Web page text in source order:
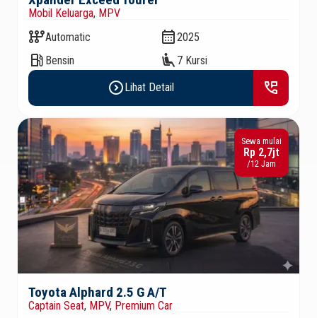
Mobil Keluarga, MPV
auto_transmissionAutomatic calendar_month2025
local_gas_station Bensin airline_seat_recline_extra 7 Kursi
expand_circle_right Lihat Detail perm_phone_msg
Toyota Alphard 2.5 G A/T
Captain Seat, MPV, Premium Car
Sewa mulai
Rp 2,7jt
/12 Jam